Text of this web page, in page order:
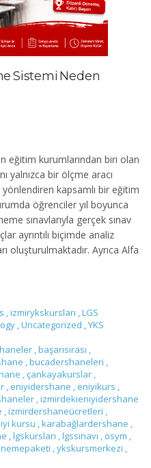
Sistemi Neden
eğitim kurumlarından biri olan
yalnızca bir ölçme aracı
kapsamlı bir eğitim
öğrenciler yıl boyunca
sınavlarıyla gerçek sınav
ayrıntılı biçimde analiz
oluşturulmaktadır. Ayrıca Alfa
,izmirykskursları ,LGS
,Uncategorized ,YKS
,başarısırası ,
,bucadershaneleri ,
, çankayakurslar ,
, eniyidershane , eniyikurs ,
,izmirdekieniyidershane
,izmirdershaneücretleri ,
kursu ,karabağlardershane ,
,lgskursları ,lgssınavı , ösym ,
,ykskursmerkezi ,